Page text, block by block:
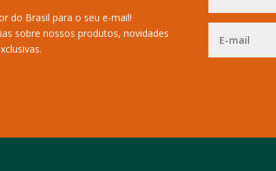
do Brasil para o seu e-mail!
sobre nossos produtos, novidades